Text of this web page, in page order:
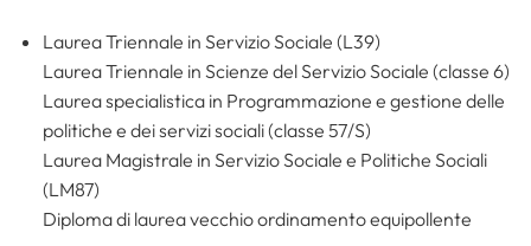
Laurea Triennale in Servizio Sociale (L39)
Laurea Triennale in Scienze del Servizio Sociale (classe 6)
Laurea specialistica in Programmazione e gestione delle
politiche e dei servizi sociali (classe 57/S)
Laurea Magistrale in Servizio Sociale e Politiche Sociali
(LM87)
Diploma di laurea vecchio ordinamento equipollente